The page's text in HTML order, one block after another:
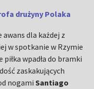
drużyny Polaka
dla każdej z
w spotkanie w Rzymie
wpadła do bramki
zaskakujących
nogamiSantiago